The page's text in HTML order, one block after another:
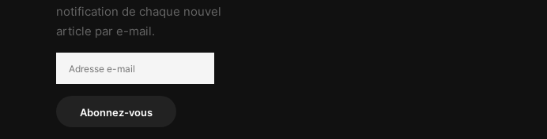
notification de chaque nouvel
article par e-mail.
e-
Abonnez-vous